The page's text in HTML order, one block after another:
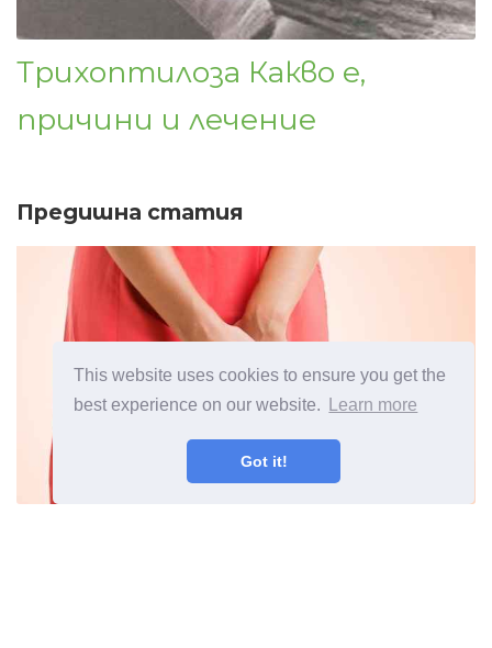
This website uses cookies to ensure you get the
best experience on our website.
Learn more
Got it!
Трихоптилоза Какво е,
причини и лечение
Предишна статия